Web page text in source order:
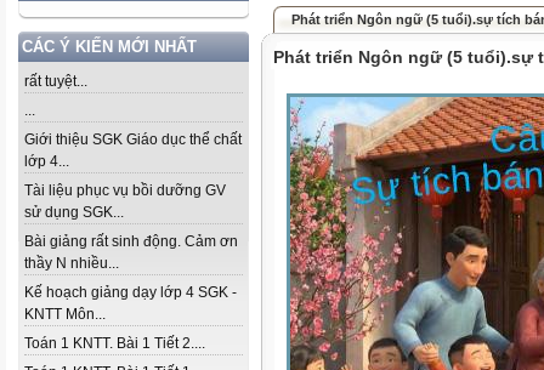
CÁC Ý KIẾN MỚI NHẤT
rất tuyệt...
...
Giới thiệu SGK Giáo dục thể chất
lớp 4...
Tài liệu phục vụ bồi dưỡng GV
sử dụng SGK...
Bài giảng rất sinh động. Cảm ơn
thầy N nhiều...
Kế hoạch giảng dạy lớp 4 SGK -
KNTT Môn...
Toán 1 KNTT. Bài 1 Tiết 2....
Phát triển Ngôn ngữ (5 tuổi).sự tích
Phát triển Ngôn ngữ (5 tuổi).sự